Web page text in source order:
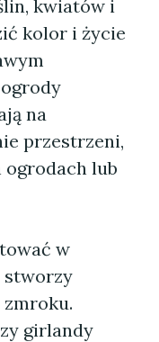
kwiatów i
kolor i życie
na
przestrzeni,
ogrodach lub
w
stworzy
girlandy